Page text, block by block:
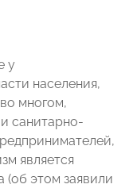
у
населения,
многом,
санитарно-
является
(об этом заявили